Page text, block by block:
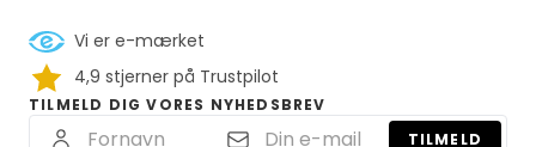
Vi er e-mærket
4,9 stjerner på Trustpilot
TILMELD DIG VORES NYHEDSBREV
TILMELD